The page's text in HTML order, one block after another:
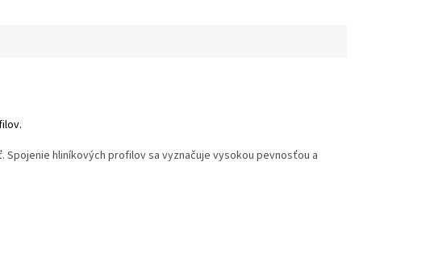
hliníkových profilov sa vyznačuje vysokou pevnosťou a